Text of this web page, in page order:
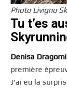
Photo Livigno
Tu t’es
Denisa
première
J’ai eu la